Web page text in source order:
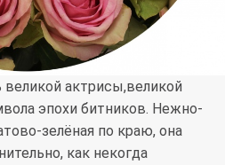
великой актрисы,великой
эпохи битников. Нежно-
зелёная по краю, она
как некогда